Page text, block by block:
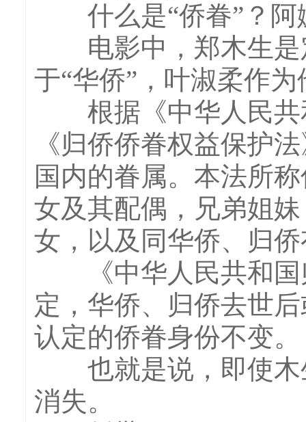
什么是“侨眷”？阿
电影中，郑木生是
于“华侨”，叶淑柔作
根据《中华人民共
《归侨侨眷权益保护
国内的眷属。本法所
女及其配偶，兄弟姐
女，以及同华侨、归
《中华人民共和国
定，华侨、归侨去世
认定的侨眷身份不变。
也就是说，即使木
消失。